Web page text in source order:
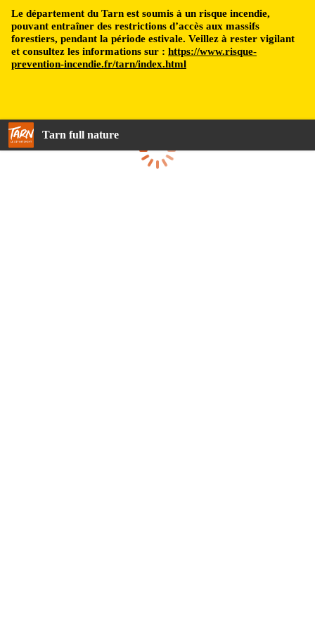
Le département du Tarn est soumis à un risque incendie,
pouvant entraîner des restrictions d’accès aux massifs
forestiers, pendant la période estivale. Veillez à rester vigilant
et consultez les informations sur : https://www.risque-
prevention-incendie.fr/tarn/index.html
Tarn full nature
Loading